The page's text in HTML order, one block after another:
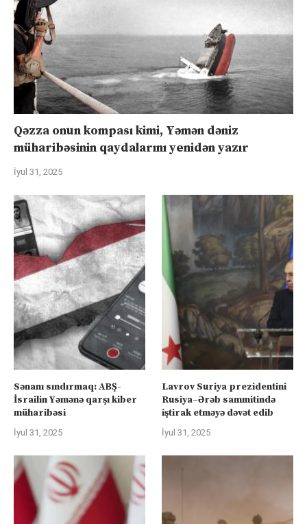
Qəzza onun kompası kimi, Yəmən dəniz
müharibəsinin qaydalarını yenidən yazır
İyul 31, 2025
Sənanı sındırmaq: ABŞ-
İsrailin Yəmənə qarşı kiber
müharibəsi
İyul 31, 2025
Lavrov Suriya prezidentini
Rusiya–Ərəb sammitində
iştirak etməyə dəvət edib
İyul 31, 2025